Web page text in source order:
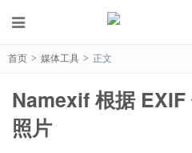
首页 > 媒体工具 > 正文
Namexif 根据
照片